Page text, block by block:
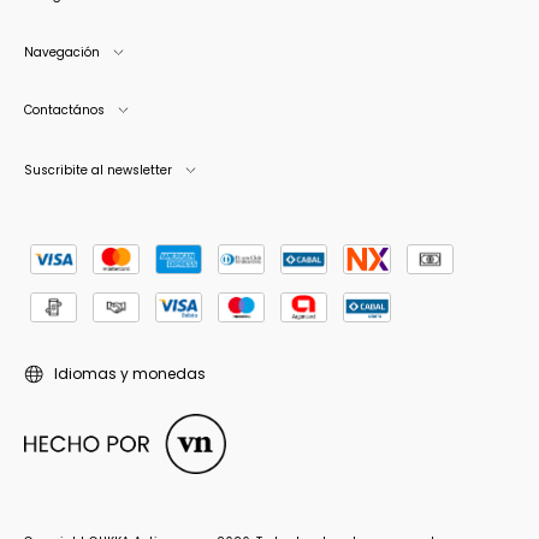
Navegación
Contactános
Suscribite al newsletter
Idiomas y monedas